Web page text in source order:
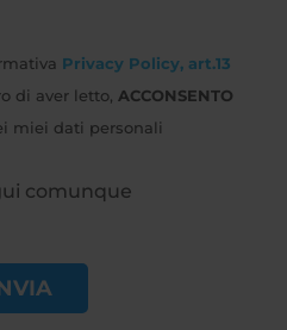
Privacy Policy, art.13
di aver letto, ACCONSENTO
miei dati personali
comunque